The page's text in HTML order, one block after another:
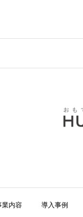
業内容 導入事例